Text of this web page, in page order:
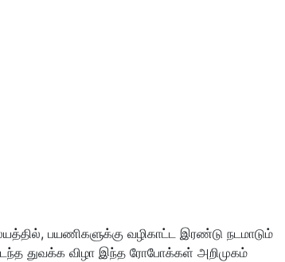
பயணிகளுக்கு வழிகாட்ட இரண்டு நடமாடும்
துவக்க விழா இந்த ரோபோக்கள் அறிமுகம்